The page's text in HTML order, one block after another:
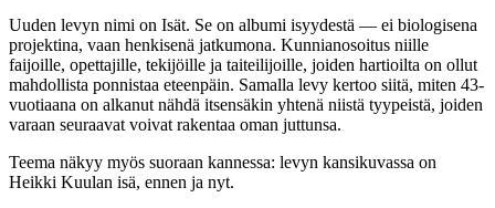
Uuden levyn nimi on Isät. Se on albumi isyydestä — ei biologisena
projektina, vaan henkisenä jatkumona. Kunnianosoitus niille
faijoille, opettajille, tekijöille ja taiteilijoille, joiden hartioilta on ollut
mahdollista ponnistaa eteenpäin. Samalla levy kertoo siitä, miten 43-
vuotiaana on alkanut nähdä itsensäkin yhtenä niistä tyypeistä, joiden
varaan seuraavat voivat rakentaa oman juttunsa.
Teema näkyy myös suoraan kannessa: levyn kansikuvassa on
Heikki Kuulan isä, ennen ja nyt.